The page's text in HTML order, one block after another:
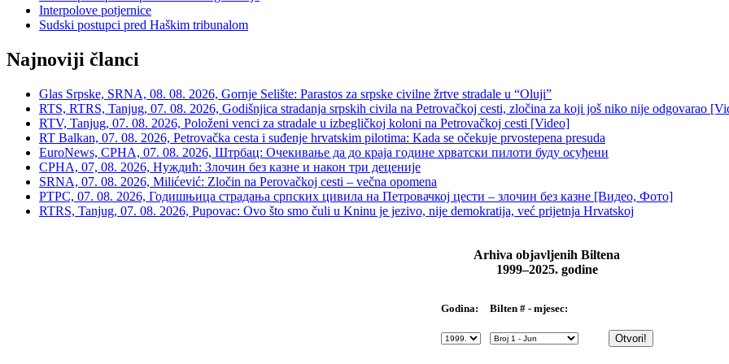
Interpolove potjernice
Sudski postupci pred Haškim tribunalom
Najnoviji članci
Glas Srpske, SRNA, 08. 08. 2026, Gornje Selište: Parastos za srpske civilne žrtve stradale u “Oluji”
RTS, RTRS, Tanjug, 07. 08. 2026, Godišnjica stradanja srpskih civila na Petrovačkoj cesti, zločina za koji još niko nije odgovarao
RTV, Tanjug, 07. 08. 2026, Položeni venci za stradale u izbegličkoj koloni na Petrovačkoj cesti [Video]
RT Balkan, 07. 08. 2026, Petrovačka cesta i suđenje hrvatskim pilotima: Kada se očekuje prvostepena presuda
EuroNews, СРНА, 07. 08. 2026, Штрбац: Очекивање да до краја године хрватски пилоти буду осуђени
СРНА, 07, 08. 2026, Нуждић: Злочин без казне и након три деценије
SRNA, 07. 08. 2026, Milićević: Zločin na Perovačkoj cesti – večna opomena
РТРС, 07. 08. 2026, Годишњица страдања српских цивила на Петровачкој цести – злочин без казне [Видео, Фото]
RTRS, Tanjug, 07. 08. 2026, Pupovac: Ovo što smo čuli u Kninu je jezivo, nije demokratija, već prijetnja Hrvatskoj
Arhiva objavljenih Biltena
1999–2025. godine
Godina: Bilten # - mjesec: